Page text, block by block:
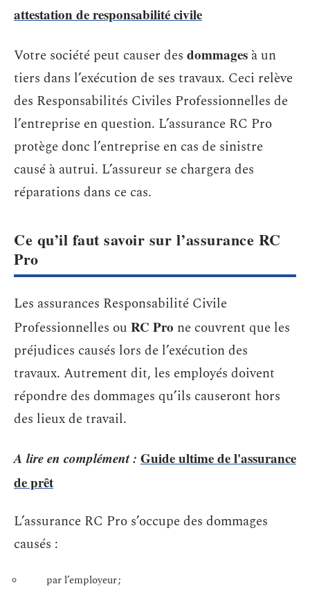
attestation de responsabilité civile
Votre société peut causer des dommages à un
tiers dans l’exécution de ses travaux. Ceci relève
des Responsabilités Civiles Professionnelles de
l’entreprise en question. L’assurance RC Pro
protège donc l’entreprise en cas de sinistre
causé à autrui. L’assureur se chargera des
réparations dans ce cas.
Ce qu’il faut savoir sur l’assurance RC
Pro
Les assurances Responsabilité Civile
Professionnelles ou RC Pro ne couvrent que les
préjudices causés lors de l’exécution des
travaux. Autrement dit, les employés doivent
répondre des dommages qu’ils causeront hors
des lieux de travail.
A lire en complément : Guide ultime de l'assurance
de prêt
L’assurance RC Pro s’occupe des dommages
causés :
par l’employeur ;